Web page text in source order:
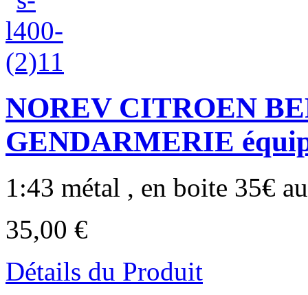
NOREV CITROEN
GENDARMERIE
1:43 métal , en boite 35€
35,00 €
Détails du Produit